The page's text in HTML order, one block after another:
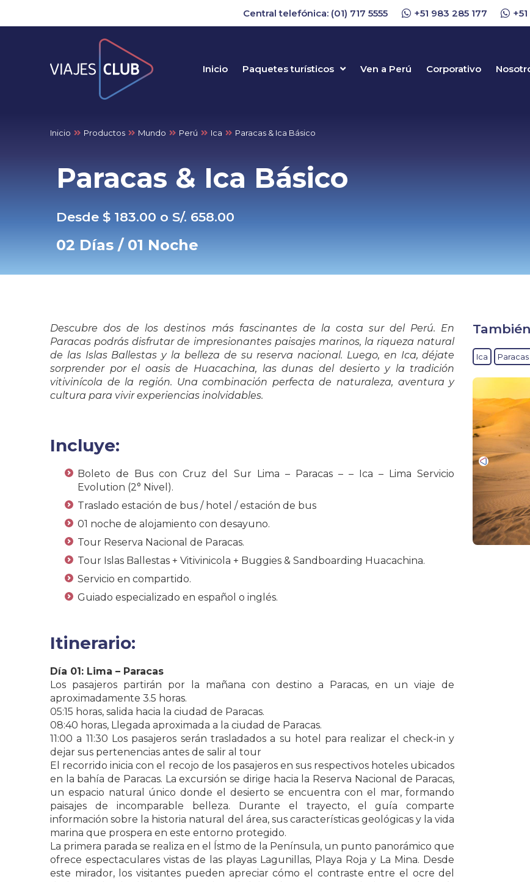
Central telefónica: (01) 717 5555 +51 983 285 177
Inicio Paquetes turísticos Ven a Perú Corporativo
Inicio Productos Mundo Perú Ica Paracas & Ica Básico
Paracas & Ica Básico
Desde $ 183.00 o S/. 658.00
02 Días / 01 Noche
Descubre dos de los destinos más fascinantes de la costa sur del Perú. En
Paracas podrás disfrutar de impresionantes paisajes marinos, la riqueza natural
de las Islas Ballestas y la belleza de su reserva nacional. Luego, en Ica, déjate
sorprender por el oasis de Huacachina, las dunas del desierto y la tradición
vitivinícola de la región. Una combinación perfecta de naturaleza, aventura y
cultura para vivir experiencias inolvidables.
Incluye:
Boleto de Bus con Cruz del Sur Lima – Paracas – – Ica – Lima Servicio
Evolution (2° Nivel).
Traslado estación de bus / hotel / estación de bus
01 noche de alojamiento con desayuno.
Tour Reserva Nacional de Paracas.
Tour Islas Ballestas + Vitivinicola + Buggies & Sandboarding Huacachina.
Servicio en compartido.
Guiado especializado en español o inglés.
Itinerario:
Día 01: Lima – Paracas
Los pasajeros partirán por la mañana con destino a Paracas, en un viaje de
aproximadamente 3.5 horas.
05:15 horas, salida hacia la ciudad de Paracas.
08:40 horas, Llegada aproximada a la ciudad de Paracas.
11:00 a 11:30 Los pasajeros serán trasladados a su hotel para realizar el check-in y
dejar sus pertenencias antes de salir al tour
El recorrido inicia con el recojo de los pasajeros en sus respectivos hoteles ubicados
en la bahía de Paracas. La excursión se dirige hacia la Reserva Nacional de Paracas,
un espacio natural único donde el desierto se encuentra con el mar, formando
paisajes de incomparable belleza. Durante el trayecto, el guía comparte
información sobre la historia natural del área, sus características geológicas y la vida
marina que prospera en este entorno protegido.
La primera parada se realiza en el Ístmo de la Península, un punto panorámico que
ofrece espectaculares vistas de las playas Lagunillas, Playa Roja y La Mina. Desde
este mirador, los visitantes pueden apreciar cómo el contraste entre el ocre del
Ica Paracas